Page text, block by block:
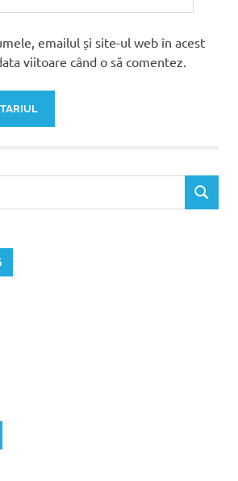
emailul și site-ul web în acest
viitoare când o să comentez.